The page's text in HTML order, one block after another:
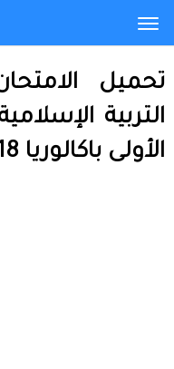
تحميل
التربية
الأولى باكالوريا 2018